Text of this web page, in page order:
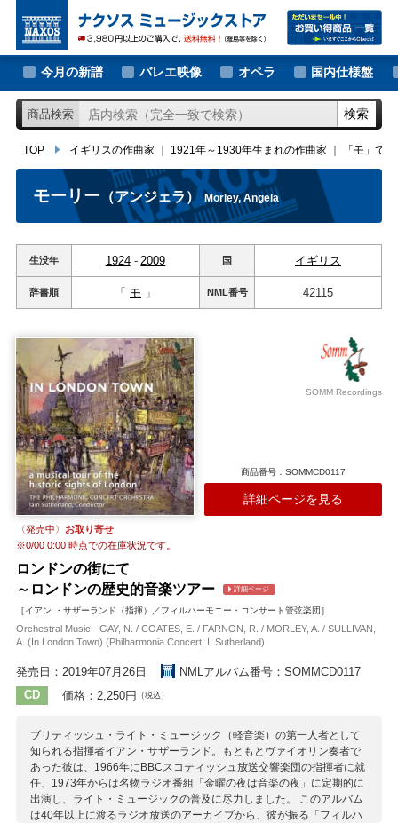
大作曲家の新譜
著名作曲家の新譜
マイナー作曲家の新譜
月別新譜一覧
今月の新譜 バレエ映像 オペラ 国内仕様盤
商品検索 検索
TOP イギリスの作曲家 1921年～1930年生まれの作曲家 「モ」で
TOP イギリスの作曲家｜1921年～1930年生まれの作曲家｜「モ」では
モーリー （アンジェラ） Morley, Angela
生没年 1924 - 2009 国 イギリス
辞書順 「 モ 」 NML番号 42115
SOMM Recordings
商品番号：SOMMCD0117
詳細ページを見る
〈発売中〉 お取り寄せ
※0/00 0:00時点での在庫状況です。
ロンドンの街にて
～ロンドンの歴史的音楽ツアー
詳細ページ
［イアン ・サザーランド（指揮）／フィルハーモニー・コンサート管弦楽団］
Orchestral Music - GAY, N. / COATES, E. / FARNON, R. / MORLEY, A. / SULLIVAN,
A. (In London Town) (Philharmonia Concert, I. Sutherland)
発売日：2019年07月26日
NMLアルバム番号：SOMMCD0117
CD
価格：2,250円 （税込）
ブリティッシュ・ライト・ミュージック（軽音楽）の第一人者として
知られる指揮者イアン・サザーランド。もともとヴァイオリン奏者で
あった彼は、1966年にBBCスコティッシュ放送交響楽団の指揮者に就
任、1973年からは名物ラジオ番組「金曜の夜は音楽の夜」に定期的に
出演し、ライト・ミュージックの普及に尽力しました。 このアルバム
は40年以上に渡るラジオ放送のアーカイブから、彼が振る「フィルハ